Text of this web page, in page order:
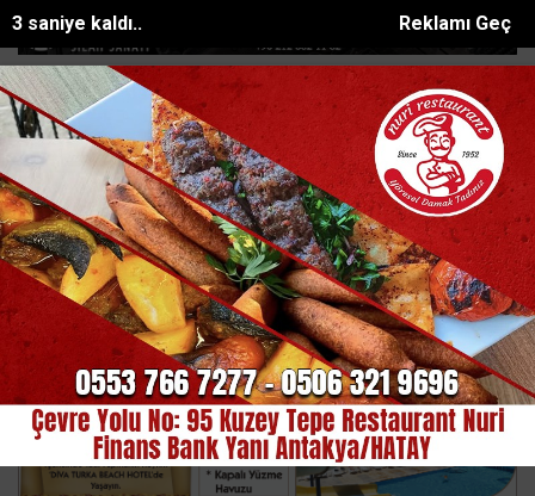
Reklamı Geç
2 saniye kaldı..
SON DAKİKA:
Belediyesi elektrik tüketimini güneş... Taziye evinde
Ana Sayfa EKONOMİ